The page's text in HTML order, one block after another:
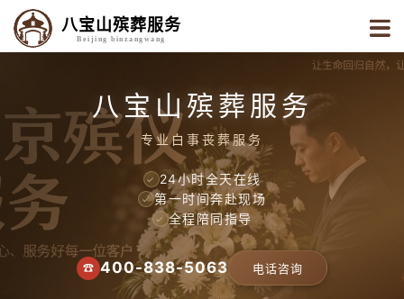
八宝山殡葬服务
Beijing binzangwang
八宝山殡葬服务
专业白事丧葬服务
✓ 24小时全天在线
✓ 第一时间奔赴现场
✓ 全程陪同指导
☎ 400-838-5063 电话咨询